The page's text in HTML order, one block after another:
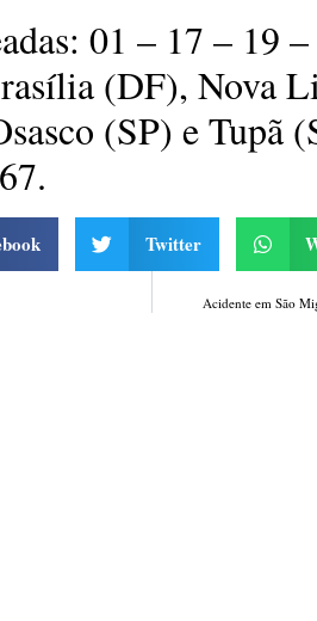
01 – 17 – 19
(DF), Nova
(SP) e Tupã
Twitter
Acidente em São